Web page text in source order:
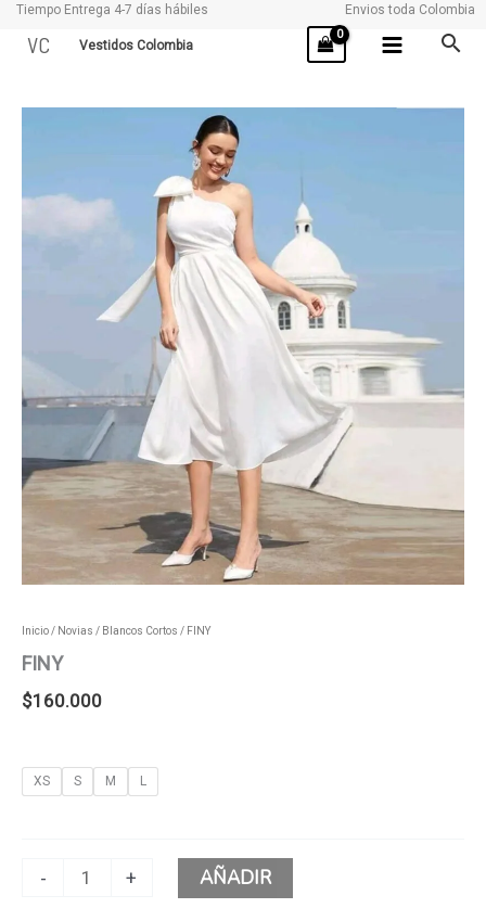
Tiempo Entrega 4-7 días hábiles Envios toda Colombia
VC Vestidos Colombia
Inicio/ Novias / Blancos Cortos / FINY
FINY
$160.000
XS S M L
- + AÑADIR